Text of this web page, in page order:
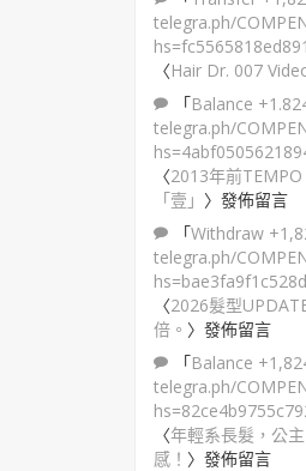
telegra.ph/
〈Hair Dr. 007
「Balance
telegra.ph/
〈2013年前
「壹」 〉發佈留言
「Withdraw
telegra.ph/
〈2026髮型
倍。 〉發佈留言
「Balance
telegra.ph/
〈年輕系長髮，公
感！ 〉發佈留言